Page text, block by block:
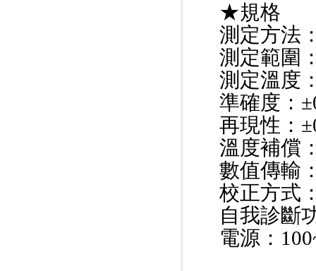
★規格
測定方法
測定範圍
測定溫度
準確度：
再現性：
溫度補償
數值傳輸
校正方式
自我診斷
電源：